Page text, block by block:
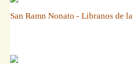
San Ramn Nonato - Libranos de